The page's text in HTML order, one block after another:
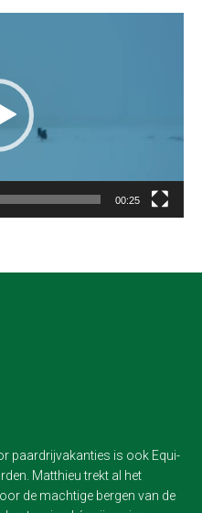
00:25
paardrijvakanties is ook Equi-
Matthieu trekt al het
de machtige bergen van de